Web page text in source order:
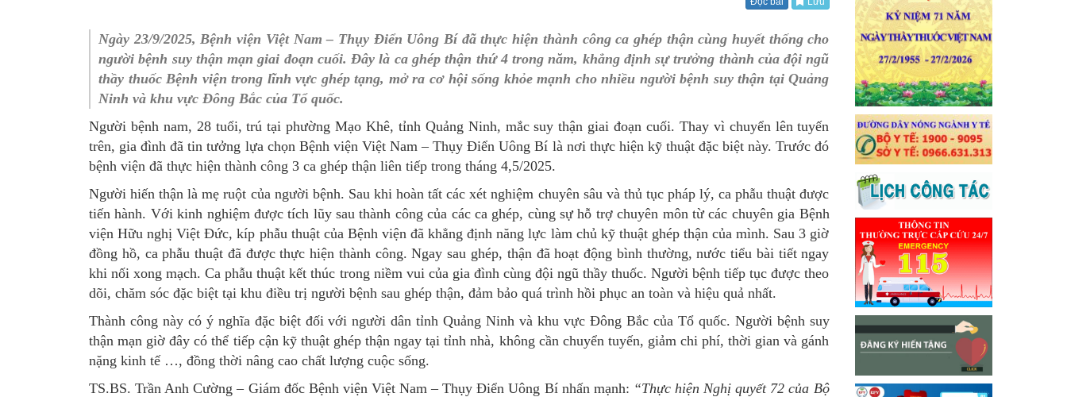
Nghiệp vụ Dược
Kế hoạch tài chính
Phòng Bảo trợ xã hội và Trẻ em
LỊCH SỬ Y TẾ QUẢNG NINH
QUY CHẾ LÀM VIỆC SỞ Y TẾ
Phòng chống tệ nạn xã hội
An toàn vệ sinh thực phẩm
Dược và Mỹ phẩm
Tài chính kế toán
Trang thiết bị y tế
Tổ chức cán bộ
Nghiên cứu KH & CNTT
Ngày 23/9/2025, Bệnh viện Việt Nam – Thụy Điển Uông Bí đã thực hiện thành công ca ghép thận cùng huyết thống cho
người bệnh suy thận mạn giai đoạn cuối. Đây là ca ghép thận thứ 4 trong năm, khẳng định sự trưởng thành của đội ngũ
thầy thuốc Bệnh viện trong lĩnh vực ghép tạng, mở ra cơ hội sống khỏe mạnh cho nhiều người bệnh suy thận tại Quảng
Ninh và khu vực Đông Bắc của Tổ quốc.
Người bệnh nam, 28 tuổi, trú tại phường Mạo Khê, tỉnh Quảng Ninh, mắc suy thận giai đoạn cuối. Thay vì chuyển lên tuyến
trên, gia đình đã tin tưởng lựa chọn Bệnh viện Việt Nam – Thụy Điển Uông Bí là nơi thực hiện kỹ thuật đặc biệt này. Trước đó
bệnh viện đã thực hiện thành công 3 ca ghép thận liên tiếp trong tháng 4,5/2025.
Người hiến thận là mẹ ruột của người bệnh. Sau khi hoàn tất các xét nghiệm chuyên sâu và thủ tục pháp lý, ca phẫu thuật được
tiến hành. Với kinh nghiệm được tích lũy sau thành công của các ca ghép, cùng sự hỗ trợ chuyên môn từ các chuyên gia Bệnh
viện Hữu nghị Việt Đức, kíp phẫu thuật của Bệnh viện đã khẳng định năng lực làm chủ kỹ thuật ghép thận của mình. Sau 3 giờ
đồng hồ, ca phẫu thuật đã được thực hiện thành công. Ngay sau ghép, thận đã hoạt động bình thường, nước tiểu bài tiết ngay
khi nối xong mạch. Ca phẫu thuật kết thúc trong niềm vui của gia đình cùng đội ngũ thầy thuốc. Người bệnh tiếp tục được theo
dõi, chăm sóc đặc biệt tại khu điều trị người bệnh sau ghép thận, đảm bảo quá trình hồi phục an toàn và hiệu quả nhất.
Thành công này có ý nghĩa đặc biệt đối với người dân tỉnh Quảng Ninh và khu vực Đông Bắc của Tổ quốc. Người bệnh suy
thận mạn giờ đây có thể tiếp cận kỹ thuật ghép thận ngay tại tỉnh nhà, không cần chuyển tuyến, giảm chi phí, thời gian và gánh
nặng kinh tế …, đồng thời nâng cao chất lượng cuộc sống.
TS.BS. Trần Anh Cường – Giám đốc Bệnh viện Việt Nam – Thụy Điển Uông Bí nhấn mạnh: “Thực hiện Nghị quyết 72 của Bộ